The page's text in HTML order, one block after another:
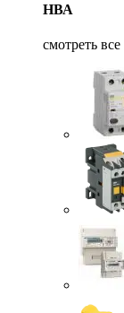
НВА
смотреть все